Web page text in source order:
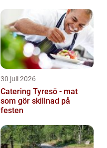
30 juli 2026
Catering Tyresö - mat
som gör skillnad på
festen